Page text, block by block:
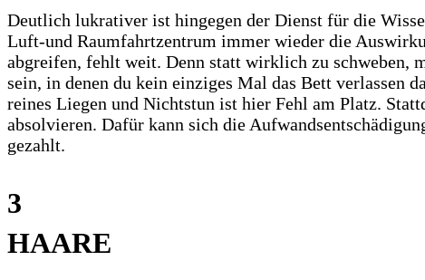
Deutlich lukrativer ist hingegen der Dienst für die
Luft-und Raumfahrtzentrum immer wieder die
abgreifen, fehlt weit. Denn statt wirklich zu schweben,
sein, in denen du kein einziges Mal das Bett verlassen
reines Liegen und Nichtstun ist hier Fehl am Platz.
absolvieren. Dafür kann sich die
gezahlt.
3
HAARE